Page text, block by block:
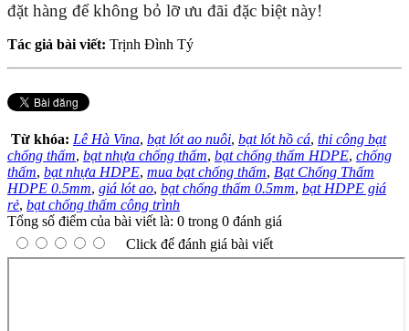
đặt hàng để không bỏ lỡ ưu đãi đặc biệt này!
Tác giả bài viết: Trịnh Đình Tý
Từ khóa: Lê Hà Vina, bạt lót ao nuôi, bạt lót hồ cá, thi công bạt
chống thấm, bạt nhựa chống thấm, bạt chống thấm HDPE, chống
thấm, bạt nhựa HDPE, mua bạt chống thấm, Bạt Chống Thấm
HDPE 0.5mm, giá lót ao, bạt chống thấm 0.5mm, bạt HDPE giá
rẻ, bạt chống thấm công trình
Tổng số điểm của bài viết là: 0 trong 0 đánh giá
Click để đánh giá bài viết